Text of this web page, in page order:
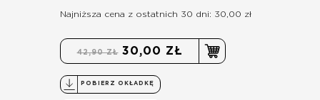
Najniższa cena z ostatnich 30 dni: 30,00 zł
42,90 ZŁ 30,00 ZŁ
POBIERZ OKŁADKĘ